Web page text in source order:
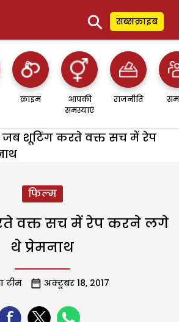
⚲ सब्सक्राइब
क्राइम
आपकी
समस्याएं
राजनीति
जब शूटिंग करते वक्त सच में रेप
फिल्म
वक्त सच में रेप करने लगे
थे प्रेमनाथ
टीम अक्टूबर 18, 2017